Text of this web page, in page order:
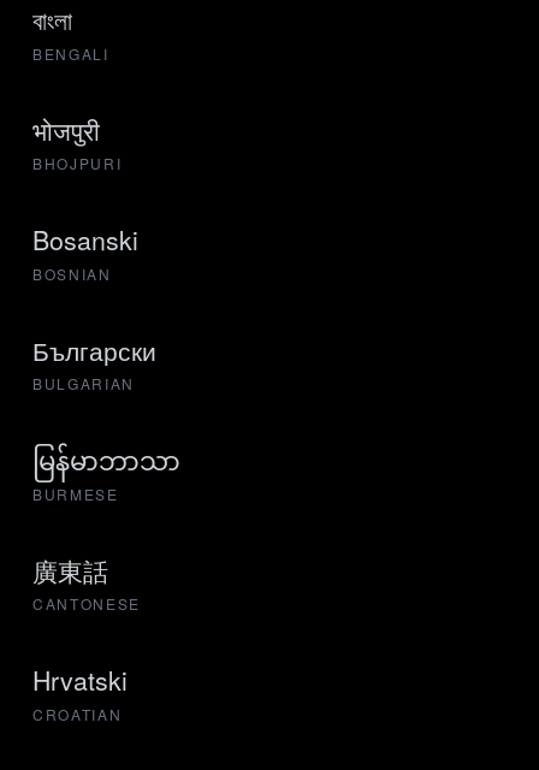
বাংলা
BENGALI
भोजपुरी
BHOJPURI
Bosanski
BOSNIAN
Български
BULGARIAN
မြန်မာဘာသာ
BURMESE
廣東話
CANTONESE
Hrvatski
CROATIAN